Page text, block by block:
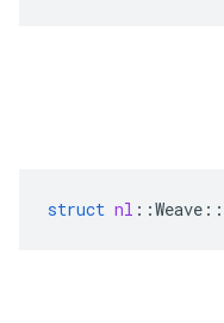
struct nl ::Weave ::